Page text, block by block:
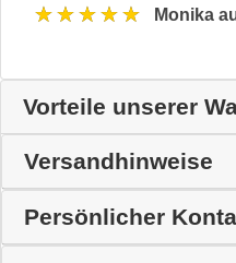
★★★★★ Monika
Vorteile unserer
Versandhinweise
Persönlicher